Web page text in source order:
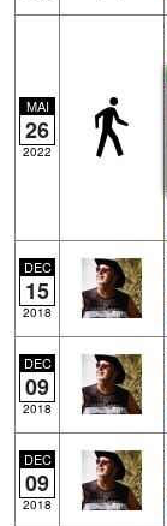
MAI
26
2022
DEC
15
2018
DEC
09
2018
DEC
09
2018